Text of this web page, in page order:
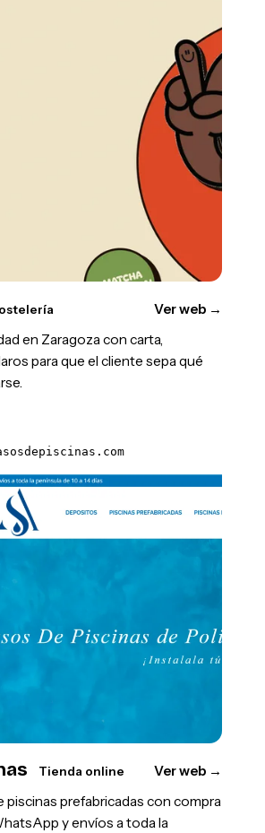
Ver web →
en Zaragoza con carta,
para que el cliente sepa qué
Tienda online Ver web →
prefabricadas con compra
y envíos a toda la